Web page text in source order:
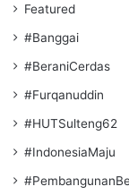
Featured
#Banggai
#BeraniCerdas
#Furqanuddin
#HUTSulteng62
#IndonesiaMaju